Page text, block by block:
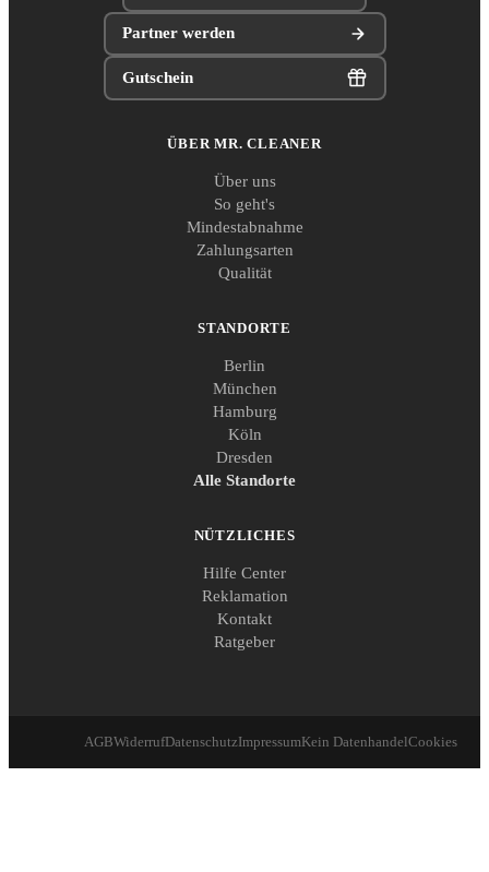
Partner werden
Gutschein
ÜBER MR. CLEANER
Über uns
So geht's
Mindestabnahme
Zahlungsarten
Qualität
STANDORTE
Berlin
München
Hamburg
Köln
Dresden
Alle Standorte
NÜTZLICHES
Hilfe Center
Reklamation
Kontakt
Ratgeber
AGBWiderrufDatenschutzImpressumKein DatenhandelCookies